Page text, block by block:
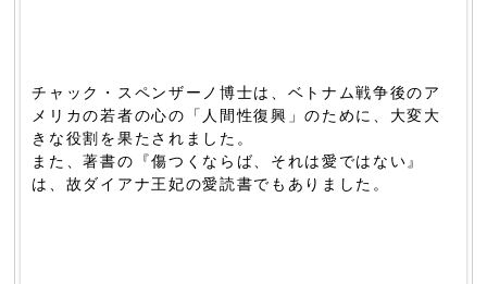
チャック・スペンザーノ博士は、ベトナム戦争後のア
メリカの若者の心の「人間性復興」のために、大変大
きな役割を果たされました。
また、著書の『傷つくならば、それは愛ではない』
は、故ダイアナ王妃の愛読書でもありました。